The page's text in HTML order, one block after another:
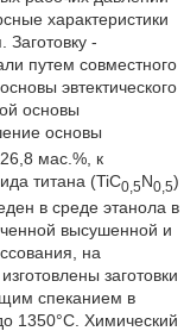
характеристики
-
путем совместного
эвтектического
основы
основы
26,8 мас.%, к
титана (TiC0,5N0,5)
в среде этанола в
высушенной и
на
заготовки
спеканием в
1350°С. Химический